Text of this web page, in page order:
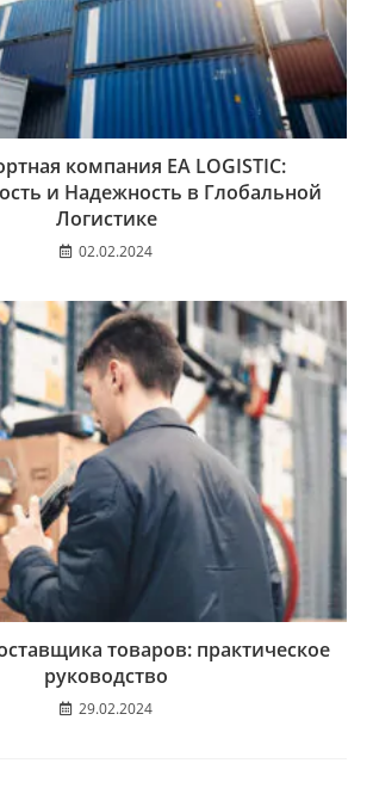
компания EA LOGISTIC:
и Надежность в Глобальной
Логистике
02.02.2024
товаров: практическое
руководство
29.02.2024